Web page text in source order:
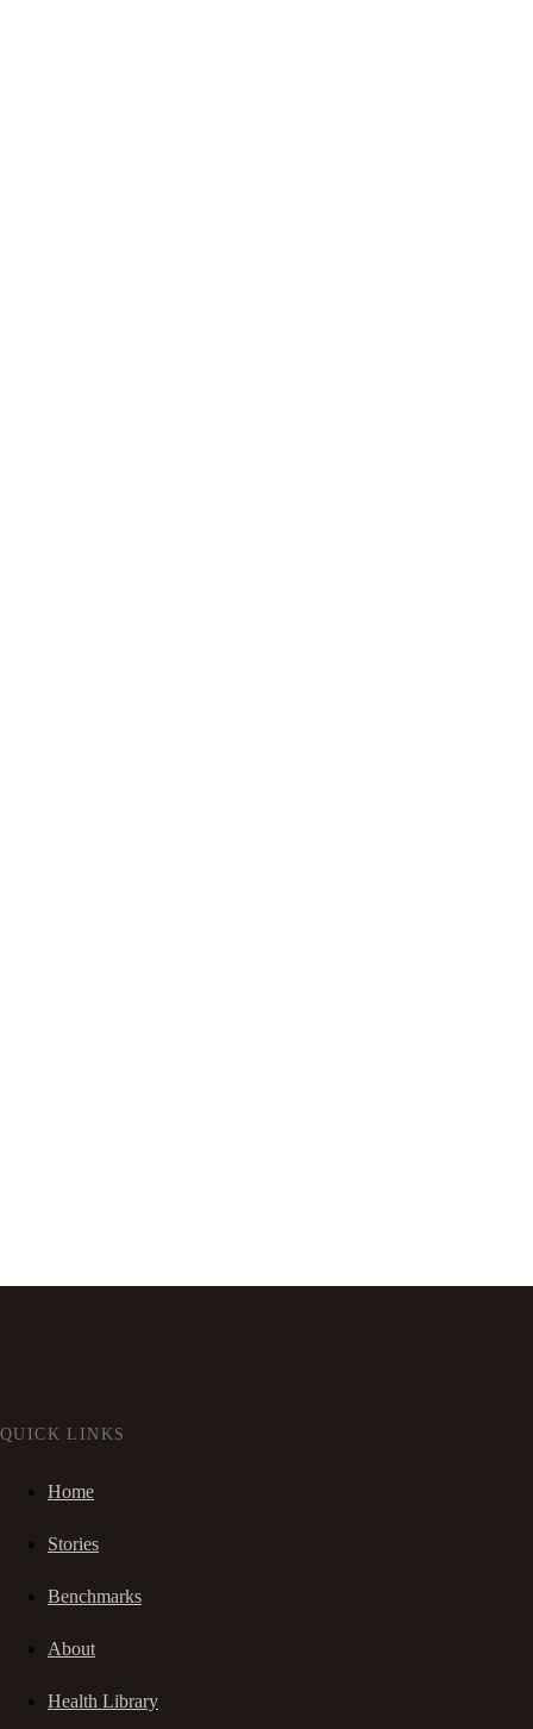
QUICK LINKS
Home
Stories
Benchmarks
About
Health Library